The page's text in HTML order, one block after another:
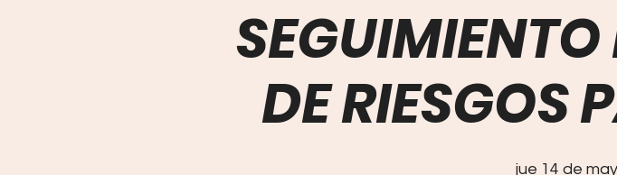
DE RIESGOS
jue 14 de may